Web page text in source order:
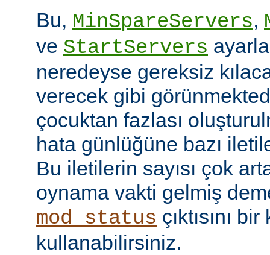
Bu, MinSpareServers,
ve StartServers
neredeyse gereksiz
verecek gibi
çocuktan fazlası
hata günlüğüne bazı
Bu iletilerin sayısı çok
oynama vakti gelmiş
mod_status çıktısını
kullanabilirsiniz.